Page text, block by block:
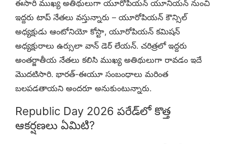
ఈసారి ముఖ్య అతిథులుగా యూరోపియన్ యూనియన్ నుంచి
ఇద్దరు టాప్ నేతలు వస్తున్నారు – యూరోపియన్ కౌన్సిల్
అధ్యక్షుడు ఆంటోనియో కోస్టా, యూరోపియన్ కమిషన్
అధ్యక్షురాలు ఉర్సులా వాన్ డెర్ లేయన్. చరిత్రలో ఇద్దరు
అంతర్జాతీయ నేతలు కలిసి ముఖ్య అతిథులుగా రావడం ఇదే
మొదటిసారి. భారత్-ఈయూ సంబంధాలు మరింత
బలపడతాయని అందరూ అనుకుంటున్నారు.
Republic Day 2026 పరేడ్‌లో కొత్త
ఆకర్షణలు ఏమిటి?